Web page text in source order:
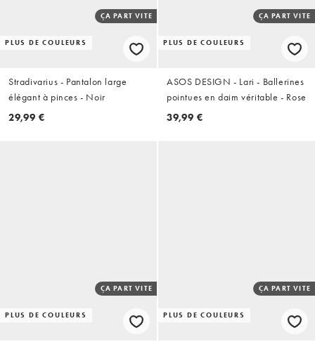
PLUS DE COULEURS
ÇA PART VITE
Stradivarius - Pantalon large
élégant à pinces - Noir
29,99 €
PLUS DE COULEURS
ÇA PART VITE
ASOS DESIGN - Lari - Ballerines
pointues en daim véritable - Rose
39,99 €
PLUS DE COULEURS
ÇA PART VITE
PLUS DE COULEURS
ÇA PART VITE